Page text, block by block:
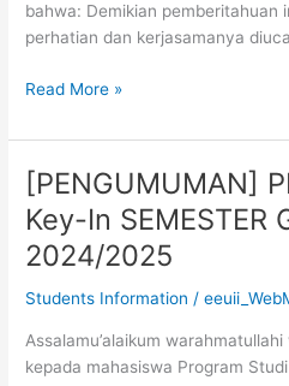
bahwa: Demikian pemberitahuan
perhatian dan kerjasamanya
Read More »
[PENGUMUMAN]
Key-In SEMESTER
2024/2025
Students Information /
Assalamu’alaikum
kepada mahasiswa Program
[PENGUMUMAN]
PELAKSANAAN
Key-
In
GANJIL
T.A.
2024/2025